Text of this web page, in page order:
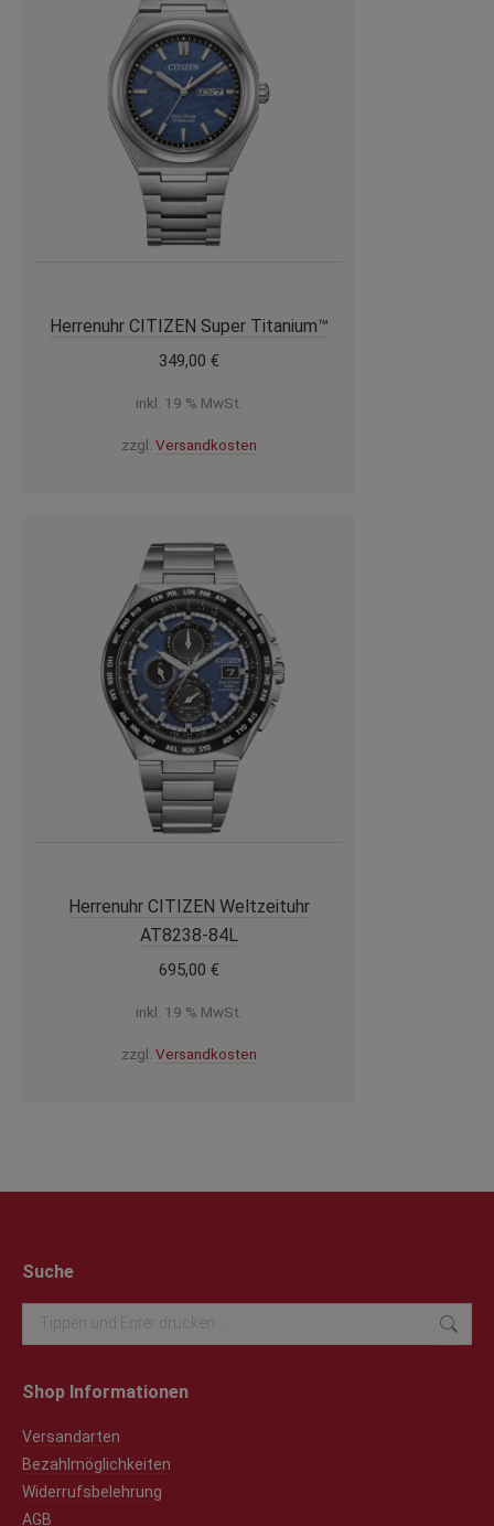
Herrenuhr CITIZEN Super Titanium™
349,00 €
inkl. 19 % MwSt.
zzgl. Versandkosten
Herrenuhr CITIZEN Weltzeituhr
AT8238-84L
695,00 €
inkl. 19 % MwSt.
zzgl. Versandkosten
Suche
Search:
Shop Informationen
Versandarten
Bezahlmöglichkeiten
Widerrufsbelehrung
AGB